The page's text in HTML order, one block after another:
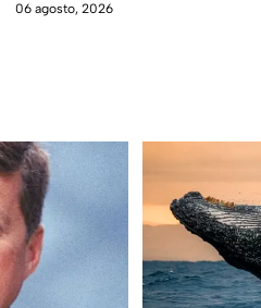
06 agosto, 2026